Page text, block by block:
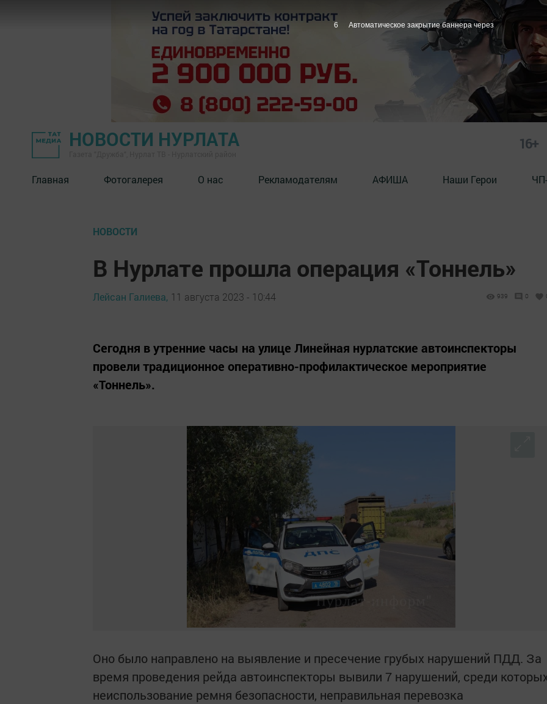
НОВОСТИ НУРЛАТА 16+
Главная Фотогалерея О нас Рекламодателям АФИША Наши Герои
НОВОСТИ
В Нурлате прошла операция «Тоннель»
Лейсан Галиева, 11 августа 2023 - 10:44 939 0
Сегодня в утренние часы на улице Линейная нурлатские автоинспекторы
провели традиционное оперативно-профилактическое мероприятие
«Тоннель».
Оно было направлено на выявление и пресечение грубых нарушений ПДД. За
время проведения рейда автоинспекторы вывили 7 нарушений, среди
неиспользование ремня безопасности, неправильная перевозка
4 Автоматическое закрытие баннера через